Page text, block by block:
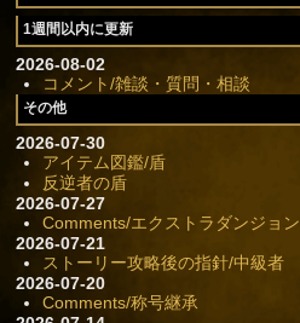
1週間以内に更新
2026-08-02
コメント/雑談・質問・相談
その他
2026-07-30
アイテム図鑑/盾
反逆者の盾
2026-07-27
Comments/エクストラダンジョン
2026-07-21
ストーリー攻略後の指針/中級者
2026-07-20
Comments/称号継承